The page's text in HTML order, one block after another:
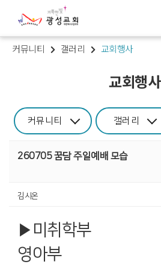
커뮤니티 갤러리 교회행사
교회행사
커뮤니티 갤러리
260705 꿈담 주일예배 모습
김시온
▶️미취학부
영아부